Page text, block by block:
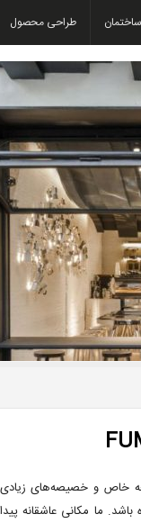
طراحی محصول
خاص و خصیصه‌های زیادی
ما مکانی عاشقانه